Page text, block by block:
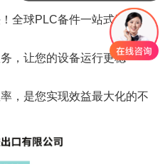
全球PLC备件一站式采购平
，让您的设备运行更稳
，是您实现效益最大化的不